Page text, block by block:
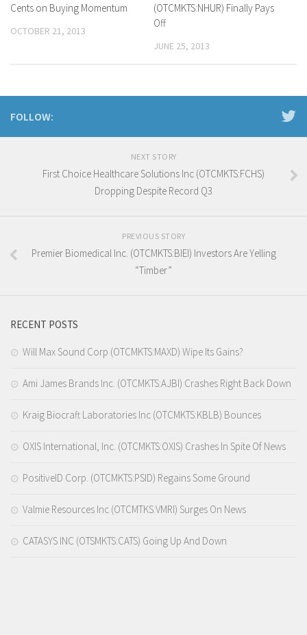
Cents on Buying Momentum
OCTOBER 21, 2013
(OTCMKTS:NHUR) Finally Pays
Off
JUNE 25, 2013
FOLLOW:
NEXT STORY
First Choice Healthcare Solutions Inc (OTCMKTS:FCHS)
Dropping Despite Record Q3
PREVIOUS STORY
Premier Biomedical Inc. (OTCMKTS:BIEI) Investors Are Yelling
“Timber”
RECENT POSTS
Will Max Sound Corp (OTCMKTS:MAXD) Wipe Its Gains?
Ami James Brands Inc. (OTCMKTS:AJBI) Crashes Right Back Down
Kraig Biocraft Laboratories Inc (OTCMKTS:KBLB) Bounces
OXIS International, Inc. (OTCMKTS:OXIS) Crashes In Spite Of News
PositiveID Corp. (OTCMKTS:PSID) Regains Some Ground
Valmie Resources Inc (OTCMTKS:VMRI) Surges On News
CATASYS INC (OTSMKTS:CATS) Going Up And Down